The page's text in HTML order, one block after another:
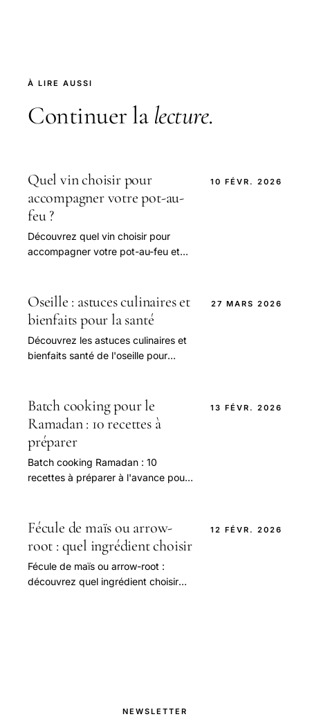
À LIRE AUSSI
Continuer la lecture.
Quel vin choisir pour
accompagner votre pot-au-
feu ?
Découvrez quel vin choisir pour
accompagner votre pot-au-feu et
10 FÉVR. 2026
Oseille : astuces culinaires et
bienfaits pour la santé
Découvrez les astuces culinaires et
bienfaits santé de l'oseille pour
27 MARS 2026
Batch cooking pour le
Ramadan : 10 recettes à
préparer
Batch cooking Ramadan : 10
recettes à préparer à l'avance pour
chaque repas !
13 FÉVR. 2026
Fécule de maïs ou arrow-
root : quel ingrédient choisir
Fécule de maïs ou arrow-root :
découvrez quel ingrédient choisir
12 FÉVR. 2026
NEWSLETTER